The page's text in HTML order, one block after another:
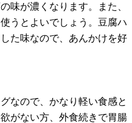
味が濃くなります。また、
うとよいでしょう。豆腐ハ
た味なので、あんかけを好
なので、かなり軽い食感と
がない方、外食続きで胃腸